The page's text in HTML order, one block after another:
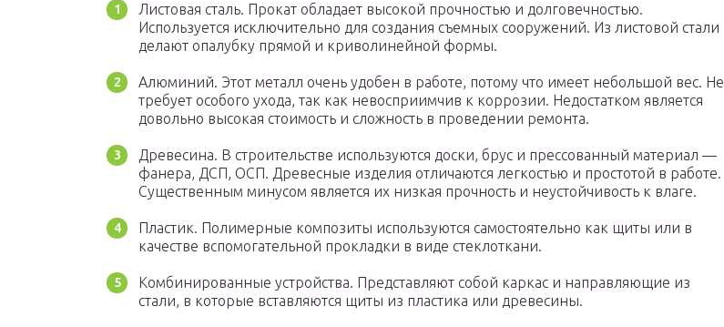
Листовая сталь. Прокат обладает высокой прочностью и долговечностью.
Используется исключительно для создания съемных сооружений. Из листовой стали
делают опалубку прямой и криволинейной формы.
Алюминий. Этот металл очень удобен в работе, потому что имеет небольшой вес. Не
требует особого ухода, так как невосприимчив к коррозии. Недостатком является
довольно высокая стоимость и сложность в проведении ремонта.
Древесина. В строительстве используются доски, брус и прессованный материал —
фанера, ДСП, ОСП. Древесные изделия отличаются легкостью и простотой в работе.
Существенным минусом является их низкая прочность и неустойчивость к влаге.
Пластик. Полимерные композиты используются самостоятельно как щиты или в
качестве вспомогательной прокладки в виде стеклоткани.
Комбинированные устройства. Представляют собой каркас и направляющие из
стали, в которые вставляются щиты из пластика или древесины.